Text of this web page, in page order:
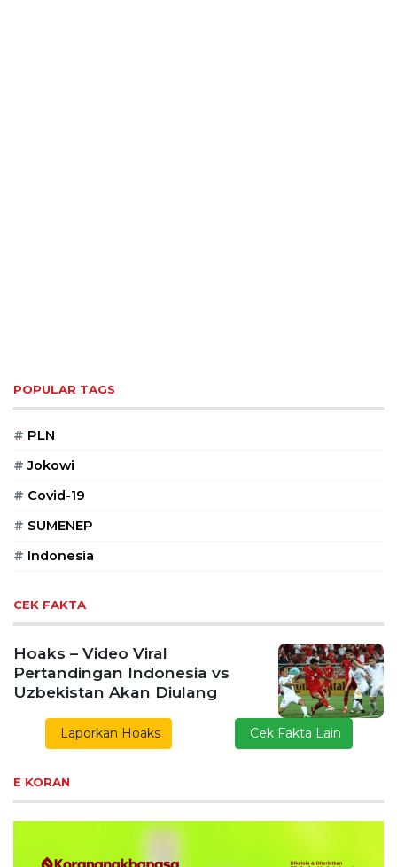
POPULAR TAGS
# PLN
# Jokowi
# Covid-19
# SUMENEP
# Indonesia
CEK FAKTA
Hoaks – Video Viral
Pertandingan Indonesia vs
Uzbekistan Akan Diulang
Laporkan Hoaks Cek Fakta Lain
E KORAN